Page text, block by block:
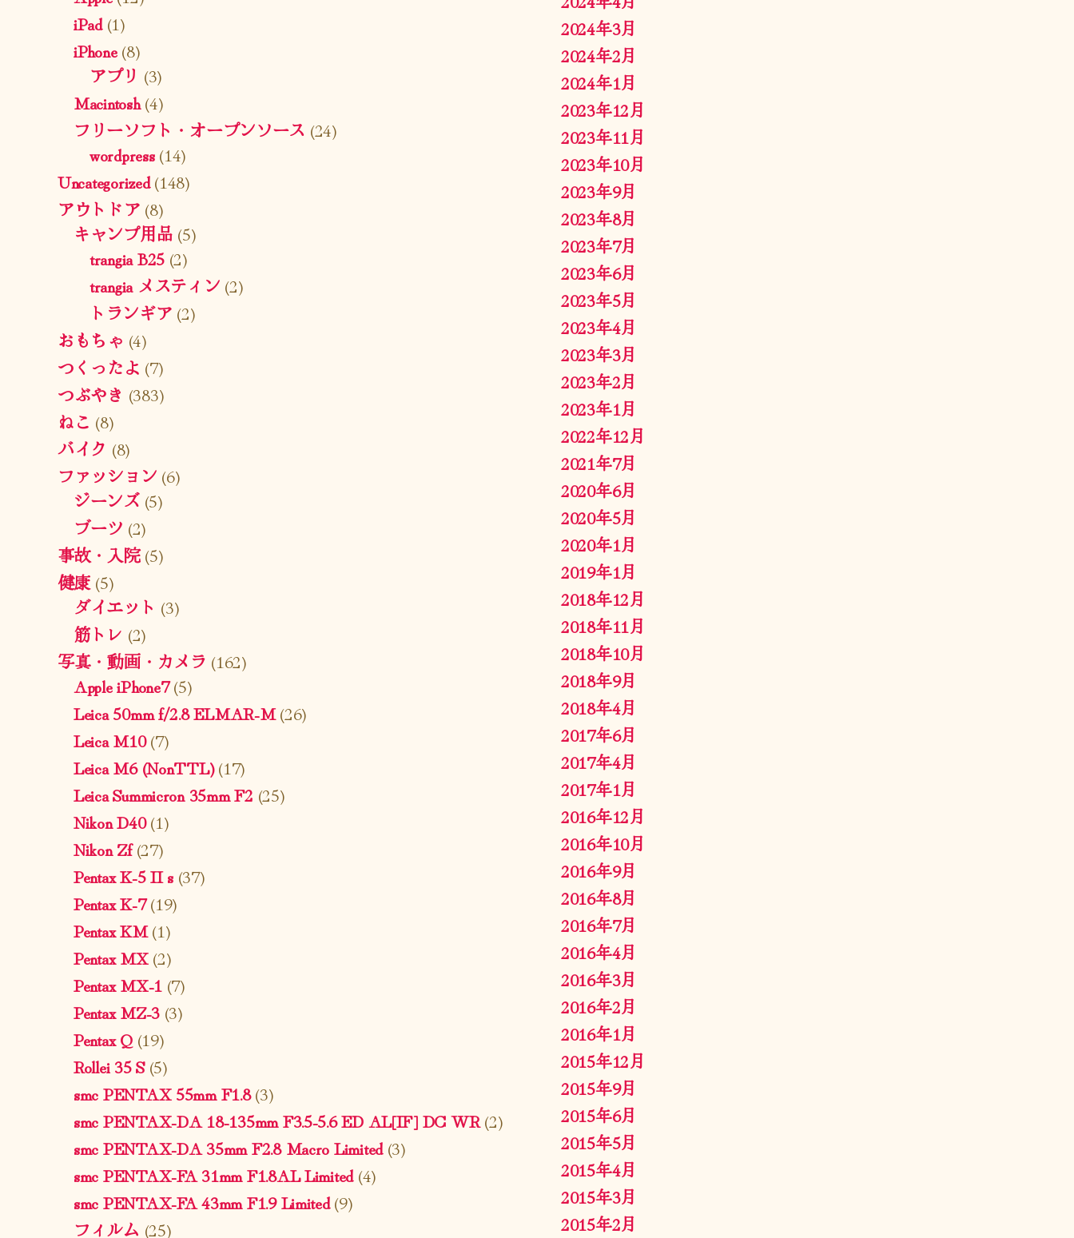
iPad(1)
iPhone(8)
アプリ (3)
Macintosh(4)
フリーソフト・オープンソース (24)
wordpress(14)
Uncategorized(148)
アウトドア (8)
キャンプ用品 (5)
trangia B25 (2)
trangia メスティン (2)
トランギア (2)
おもちゃ (4)
つくったよ (7)
つぶやき (383)
ねこ (8)
バイク (8)
ファッション (6)
ジーンズ(5)
ブーツ (2)
事故・入院(5)
健康 (5)
ダイエット (3)
筋トレ (2)
写真・動画・カメラ (162)
Apple iPhone7(5)
Leica 50mm f/2.8 ELMAR-M(26)
Leica M10(7)
Leica M6 (NonTTL)(17)
Leica Summicron 35mm F2 (25)
Nikon D40(1)
Nikon Zf(27)
Pentax K-5 II s(37)
Pentax K-7(19)
Pentax KM(1)
Pentax MX(2)
Pentax MX-1 (7)
Pentax MZ-3 (3)
Pentax Q(19)
Rollei 35 S(5)
smc PENTAX 55mm F1.8(3)
smc PENTAX-DA 18-135mm F3.5-5.6 ED AL[IF] DC WR(2)
smc PENTAX-DA 35mm F2.8 Macro Limited(3)
smc PENTAX-FA 31mm F1.8AL Limited(4)
smc PENTAX-FA 43mm F1.9 Limited(9)
フィルム (25)
2024年3月
2024年2月
2024年1月
2023年12月
2023年11月
2023年10月
2023年9月
2023年8月
2023年7月
2023年6月
2023年5月
2023年4月
2023年3月
2023年2月
2023年1月
2022年12月
2021年7月
2020年6月
2020年5月
2020年1月
2019年1月
2018年12月
2018年11月
2018年10月
2018年9月
2018年4月
2017年6月
2017年4月
2017年1月
2016年12月
2016年10月
2016年9月
2016年8月
2016年7月
2016年4月
2016年3月
2016年2月
2016年1月
2015年12月
2015年9月
2015年6月
2015年5月
2015年4月
2015年3月
2015年2月